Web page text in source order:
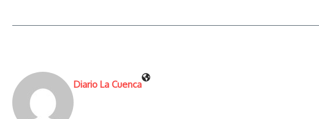
Diario La Cuenca